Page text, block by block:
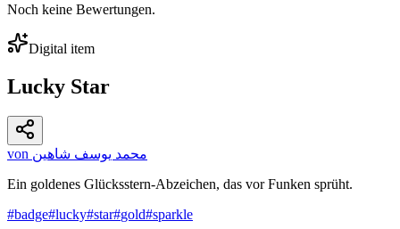
Noch keine Bewertungen.
Digital item
Lucky Star
von محمد يوسف شاهين
Ein goldenes Glücksstern-Abzeichen, das vor Funken sprüht.
#badge#lucky#star#gold#sparkle